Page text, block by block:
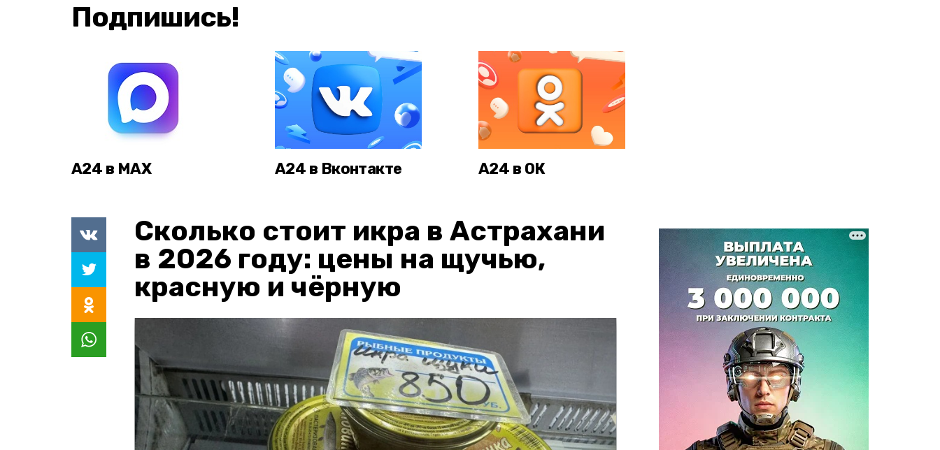
Подпишись!
А24 в MAX А24 в Вконтакте А24 в ОК
Сколько стоит икра в Астрахани
в 2026 году: цены на щучью,
красную и чёрную